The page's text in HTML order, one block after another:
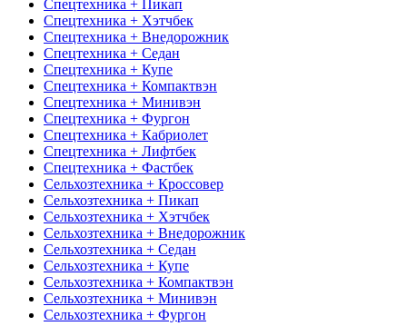
Спецтехника + Пикап
Спецтехника + Хэтчбек
Спецтехника + Внедорожник
Спецтехника + Седан
Спецтехника + Купе
Спецтехника + Компактвэн
Спецтехника + Минивэн
Спецтехника + Фургон
Спецтехника + Кабриолет
Спецтехника + Лифтбек
Спецтехника + Фастбек
Сельхозтехника + Кроссовер
Сельхозтехника + Пикап
Сельхозтехника + Хэтчбек
Сельхозтехника + Внедорожник
Сельхозтехника + Седан
Сельхозтехника + Купе
Сельхозтехника + Компактвэн
Сельхозтехника + Минивэн
Сельхозтехника + Фургон